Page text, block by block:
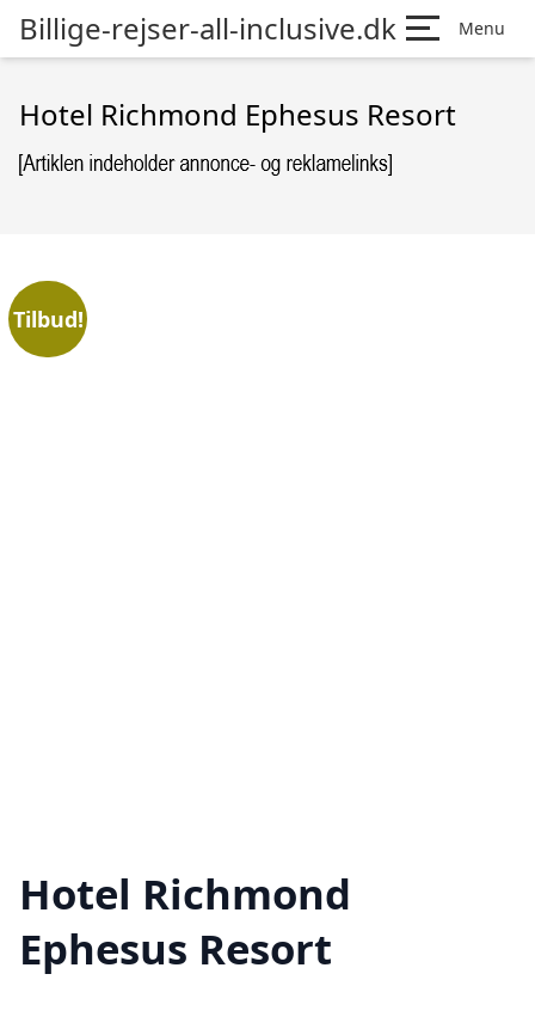
Billige-rejser-all-inclusive.dk Menu
Hotel Richmond Ephesus Resort
Tilbud!
Hotel Richmond
Ephesus Resort